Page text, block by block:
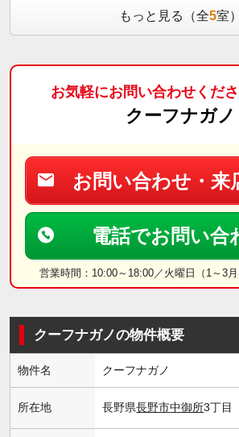
もっと見る（全5室）
お気軽にお問い合わせくださ
クーフナガノ
お問い合わせ・来
電話でお問い合
営業時間：10:00～18:00／火曜日（1～3月
クーフナガノの物件概要
物件名 クーフナガノ
所在地 長野県長野市中御所3丁目